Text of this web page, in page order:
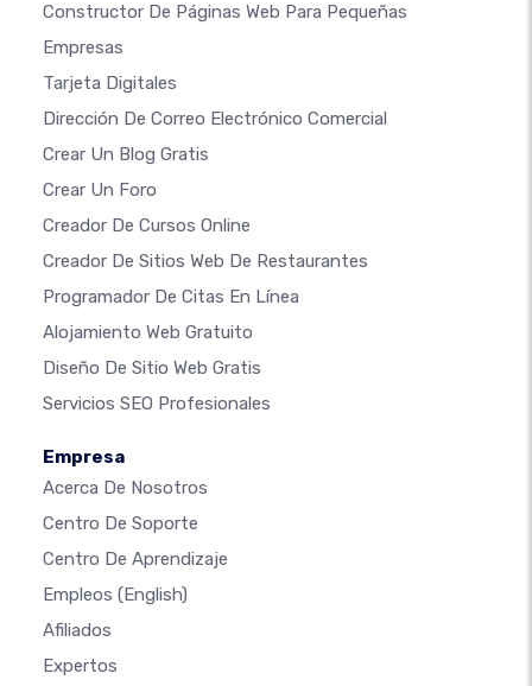
Constructor De Páginas Web Para Pequeñas
Empresas
Tarjeta Digitales
Dirección De Correo Electrónico Comercial
Crear Un Blog Gratis
Crear Un Foro
Creador De Cursos Online
Creador De Sitios Web De Restaurantes
Programador De Citas En Línea
Alojamiento Web Gratuito
Diseño De Sitio Web Gratis
Servicios SEO Profesionales
Empresa
Acerca De Nosotros
Centro De Soporte
Centro De Aprendizaje
Empleos (English)
Afiliados
Expertos